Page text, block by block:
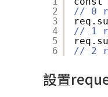
2
3
4
5
6
// 0
// 1
// 2
設置